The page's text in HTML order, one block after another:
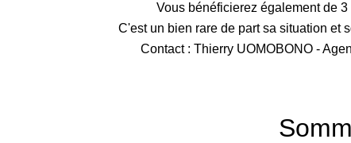
Vous bénéficierez également de
C'est un bien rare de part sa situation et
Contact : Thierry UOMOBONO -